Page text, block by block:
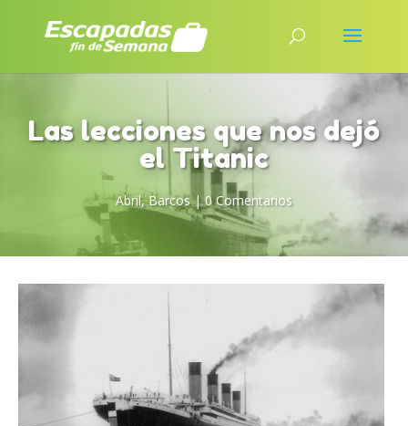
Las lecciones que nos dejó
el Titanic
Abril,Barcos|0 Comentarios